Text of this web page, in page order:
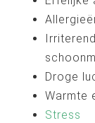
Droge
Warmte
Stress